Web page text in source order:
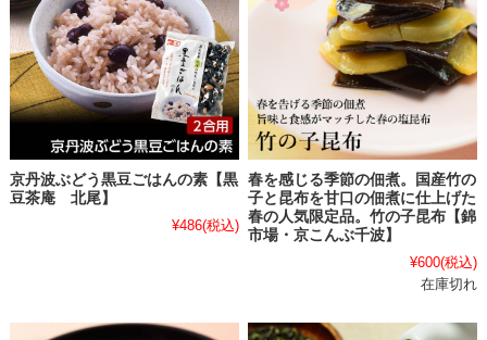
京丹波ぶどう黒豆ごはんの素【黒
豆茶庵 北尾】
¥486(税込)
春を感じる季節の佃煮。国産竹の
子と昆布を甘口の佃煮に仕上げた
春の人気限定品。竹の子昆布【錦
市場・京こんぶ千波】
¥600(税込)
在庫切れ